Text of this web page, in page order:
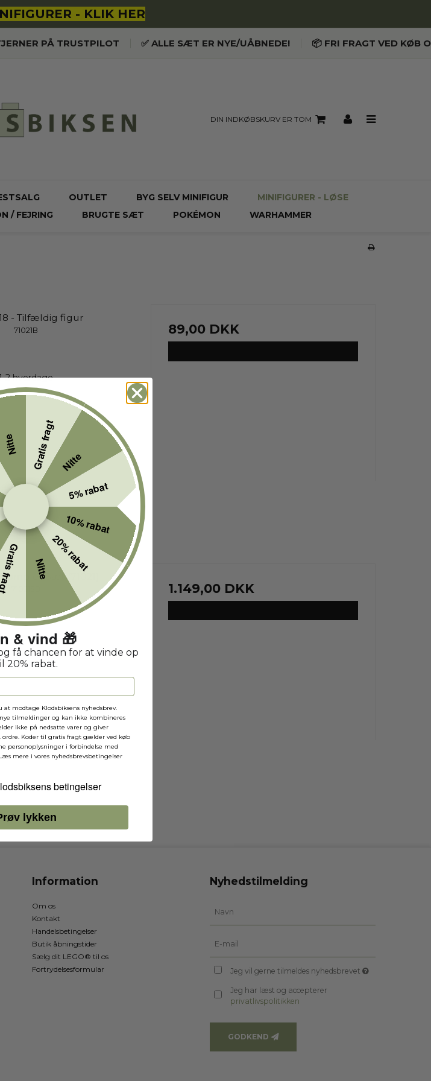
- KLIK HER
PÅ TRUSTPILOT ✅ ALLE SÆT ER NYE/UÅBNEDE! 📦 FRI FRAGT VED KØB
DIN INDKØBSKURV ER TOM
OUTLET BYG SELV MINIFIGUR
MINIFIGURER - LØSE
/ FEJRING BRUGTE SÆT POKÉMON WARHAMMER
- Tilfældig figur
71021B
2 hverdage
89,00 DKK
Komplet Sæt (71021)
2 hverdage
1.149,00 DKK
Information
Om os
Kontakt
Handelsbetingelser
Butik åbningstider
Sælg dit LEGO® til os
Fortrydelsesformular
Nyhedstilmelding
Jeg vil gerne tilmeldes nyhedsbrevet
Jeg har læst og accepterer
privatlivspolitikken
GODKEND
Gratis fragt Nitte
5% rabat
10% rabat
20% rabat
Nitte
Nitte
& vind 🎁
få chancen for at vinde op
20% rabat.
at modtage Klodsbiksens nyhedsbrev.
tilmeldinger og kan ikke kombineres
ikke på nedsatte varer og giver
ordre. Koder til gratis fragt gælder ved køb
personoplysninger i forbindelse med
mere i vores nyhedsbrevsbetingelser
Klodsbiksens betingelser
betingelser
lykken